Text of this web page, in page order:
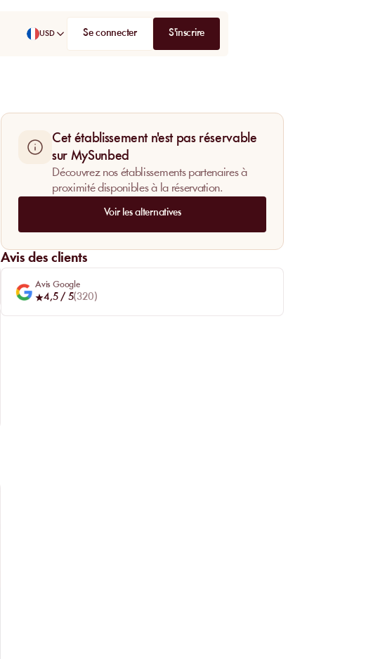
USD Se connecter
S'inscrire
Cet établissement n'est pas réservable
sur MySunbed
Découvrez nos établissements partenaires à
proximité disponibles à la réservation.
Voir les alternatives
Avis des clients
Avis Google
4,5/ 5(320)